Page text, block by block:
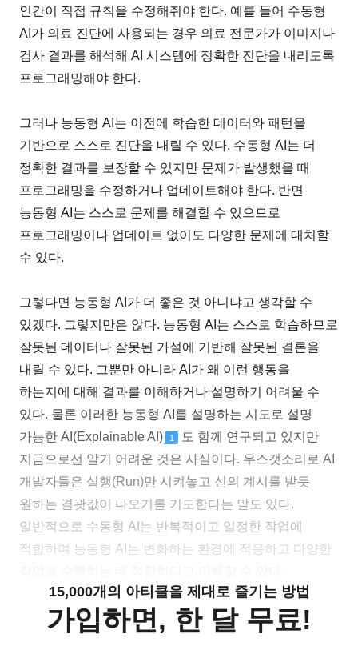
인간이 직접 규칙을 수정해줘야 한다. 예를 들어 수동형
AI가 의료 진단에 사용되는 경우 의료 전문가가 이미지나
검사 결과를 해석해 AI 시스템에 정확한 진단을 내리도록
프로그래밍해야 한다.
그러나 능동형 AI는 이전에 학습한 데이터와 패턴을
기반으로 스스로 진단을 내릴 수 있다. 수동형 AI는 더
정확한 결과를 보장할 수 있지만 문제가 발생했을 때
프로그래밍을 수정하거나 업데이트해야 한다. 반면
능동형 AI는 스스로 문제를 해결할 수 있으므로
프로그래밍이나 업데이트 없이도 다양한 문제에 대처할
수 있다.
그렇다면 능동형 AI가 더 좋은 것 아니냐고 생각할 수
있겠다. 그렇지만은 않다. 능동형 AI는 스스로 학습하므로
잘못된 데이터나 잘못된 가설에 기반해 잘못된 결론을
내릴 수 있다. 그뿐만 아니라 AI가 왜 이런 행동을
하는지에 대해 결과를 이해하거나 설명하기 어려울 수
있다. 물론 이러한 능동형 AI를 설명하는 시도로 설명
가능한 AI(Explainable AI)
1
도 함께 연구되고 있지만
지금으로선 알기 어려운 것은 사실이다. 우스갯소리로 AI
개발자들은 실행(Run)만 시켜놓고 신의 계시를 받듯
원하는 결괏값이 나오기를 기도한다는 말도 있다.
일반적으로 수동형 AI는 반복적이고 일정한 작업에
적합하며 능동형 AI는 변화하는 환경에 적응하고 다양한
15,000개의 아티클을 제대로 즐기는 방법
가입하면, 한 달 무료!